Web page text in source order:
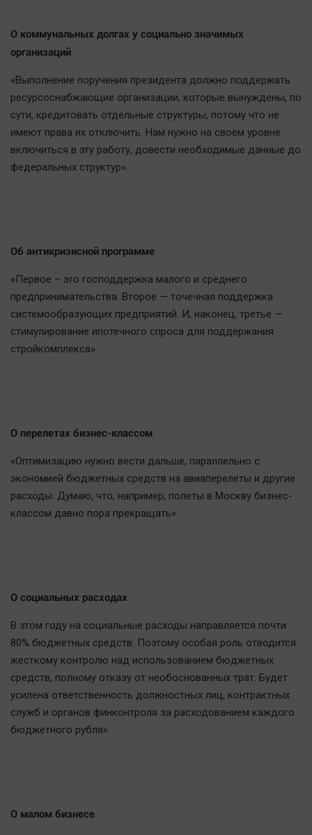
О коммунальных долгах у социально значимых
организаций
«Выполнение поручения президента должно поддержать
ресурсоснабжающие организации, которые вынуждены, по
сути, кредитовать отдельные структуры, потому что не
имеют права их отключить. Нам нужно на своем уровне
включиться в эту работу, довести необходимые данные до
федеральных структур».
Об антикризисной программе
«Первое – это господдержка малого и среднего
предпринимательства. Второе — точечная поддержка
системообразующих предприятий. И, наконец, третье —
стимулирование ипотечного спроса для поддержания
стройкомплекса».
О перелетах бизнес-классом
«Оптимизацию нужно вести дальше, параллельно с
экономией бюджетных средств на авиаперелеты и другие
расходы. Думаю, что, например, полеты в Москву бизнес-
классом давно пора прекращать».
О социальных расходах
В этом году на социальные расходы направляется почти
80% бюджетных средств. Поэтому особая роль отводится
жесткому контролю над использованием бюджетных
средств, полному отказу от необоснованных трат. Будет
усилена ответственность должностных лиц, контрактных
служб и органов финконтроля за расходованием каждого
бюджетного рубля».
О малом бизнесе